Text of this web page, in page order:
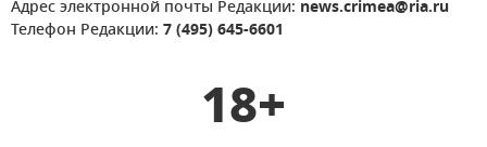
Адрес электронной почты Редакции: news.crimea@ria.ru
Телефон Редакции: 7 (495) 645-6601
18+